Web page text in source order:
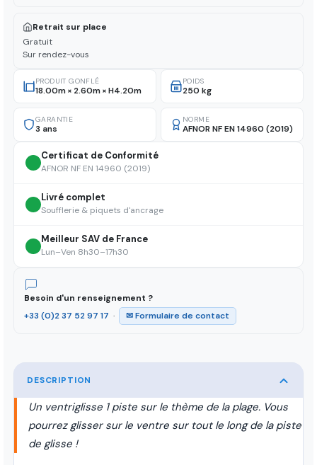
Retrait sur place
Gratuit
Sur rendez-vous
PRODUIT GONFLÉ
18.00m × 2.60m × H4.20m
POIDS
250 kg
GARANTIE
3 ans
NORME
AFNOR NF EN 14960 (2019)
Certificat de Conformité
AFNOR NF EN 14960 (2019)
Livré complet
Soufflerie & piquets d'ancrage
Meilleur SAV de France
Lun–Ven 8h30–17h30
Besoin d'un renseignement ?
+33 (0)2 37 52 97 17 · ✉ Formulaire de contact
DESCRIPTION
Un ventriglisse 1 piste sur le thème de la plage. Vous
pourrez glisser sur le ventre sur tout le long de la piste
de glisse !